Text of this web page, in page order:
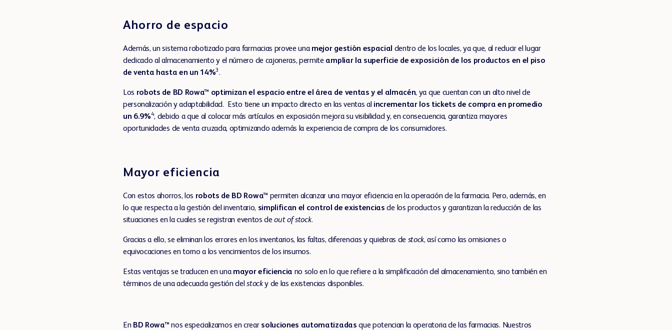
Ahorro de espacio
Además, un sistema robotizado para farmacias provee unamejor gestión espacial dentro de los locales, ya que, al reducir el lugar
dedicado al almacenamiento y el número de cajoneras, permite ampliar la superficie de exposición de los productos en el piso
de venta hasta en un 14%3.
Los robots de BD Rowa™ optimizan el espacio entre el área de ventas y el almacén, ya que cuentan con un alto nivel de
personalización y adaptabilidad. Esto tiene un impacto directo en las ventas al incrementar los tickets de compra en promedio
un 6.9%4, debido a que al colocar más artículos en exposición mejora su visibilidad y, en consecuencia, garantiza mayores
oportunidades de venta cruzada, optimizando además la experiencia de compra de los consumidores.
Mayor eficiencia
Con estos ahorros, los robots de BD Rowa™ permiten alcanzar una mayor eficiencia en la operación de la farmacia. Pero, además, en
lo que respecta a la gestión del inventario, simplifican el control de existencias de los productos y garantizan la reducción de las
situaciones en la cuales se registran eventos deout of stock.
Gracias a ello, se eliminan los errores en los inventarios, las faltas, diferencias y quiebras de stock, así como las omisiones o
equivocaciones en torno a los vencimientos de los insumos.
Estas ventajas se traducen en una mayor eficiencia no solo en lo que refiere a la simplificación del almacenamiento, sino también en
términos de una adecuada gestión delstocky de las existencias disponibles.
EnBD Rowa™ nos especializamos en crear soluciones automatizadas que potencian la operatoria de las farmacias. Nuestros